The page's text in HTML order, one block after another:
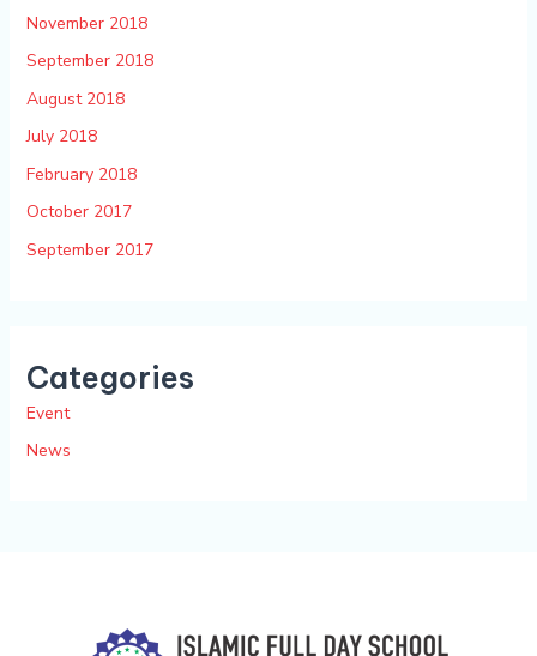
November 2018
September 2018
August 2018
July 2018
February 2018
October 2017
September 2017
Categories
Event
News